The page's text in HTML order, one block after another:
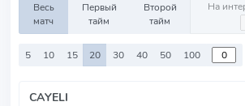
Весь
матч
Первый
тайм
Второй
тайм
5 10 15 20 30 40 50 100
CAYELI